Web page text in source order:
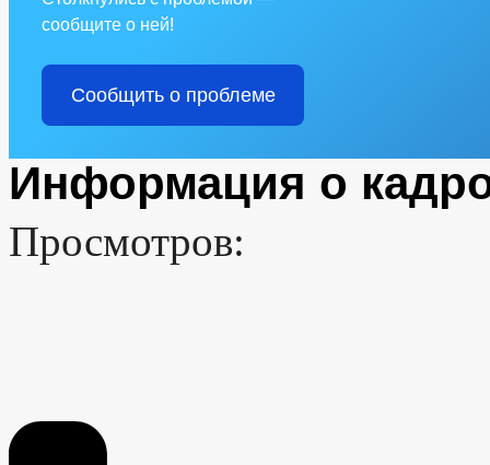
сообщите о ней!
Сообщить о проблеме
Информация о
Просмотров: